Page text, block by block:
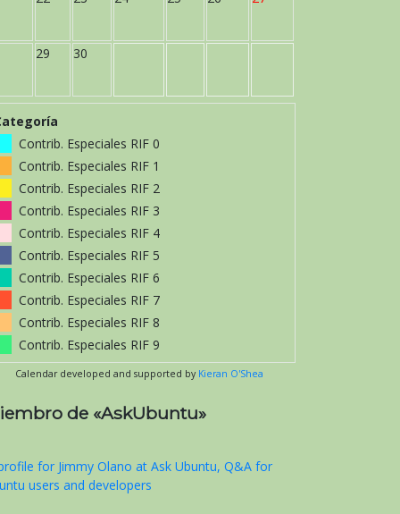
29 30
Contrib. Especiales RIF 0
Contrib. Especiales RIF 1
Contrib. Especiales RIF 2
Contrib. Especiales RIF 3
Contrib. Especiales RIF 4
Contrib. Especiales RIF 5
Contrib. Especiales RIF 6
Contrib. Especiales RIF 7
Contrib. Especiales RIF 8
Contrib. Especiales RIF 9
Calendar developed and supported by Kieran O'Shea
de «AskUbuntu»